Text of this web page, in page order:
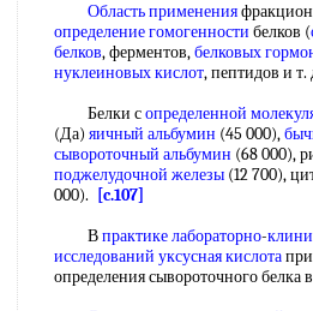
Область применения
определение гомогенности белков (
белков, ферментов,белковых
нуклеиновых кислот, пептидов и т.
Белки сопределенной
(Да) яичный альбумин (45 000),
сывороточный альбумин (68 000),
поджелудочной железы (12 700),
000).
[c.107]
Впрактике лабораторно-
исследований уксусная кислота
определения сывороточного белка